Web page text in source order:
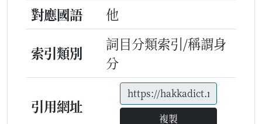
對應國語
他
索引類別
詞目分類索引/稱謂身
分
引用網址
複製